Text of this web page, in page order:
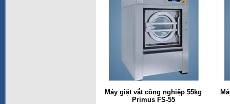
Máy giặt vắt công nghiệp 55kg
Primus FS-55